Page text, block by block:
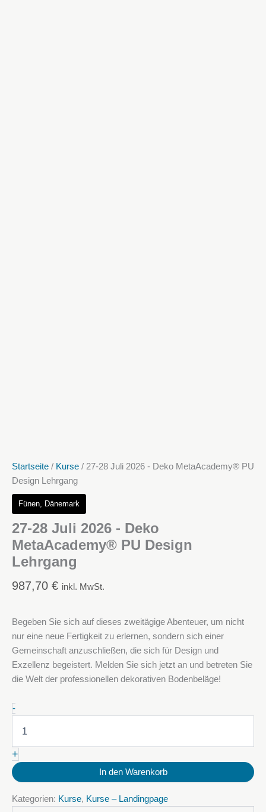
Startseite / Kurse / 27-28 Juli 2026 - Deko MetaAcademy® PU
Design Lehrgang
Fünen, Dänemark
27-28 Juli 2026 - Deko
MetaAcademy® PU Design
Lehrgang
987,70 € inkl. MwSt.
Begeben Sie sich auf dieses zweitägige Abenteuer, um nicht
nur eine neue Fertigkeit zu erlernen, sondern sich einer
Gemeinschaft anzuschließen, die sich für Design und
Exzellenz begeistert. Melden Sie sich jetzt an und betreten Sie
die Welt der professionellen dekorativen Bodenbeläge!
-27-
28
Juli
-
Deko
MetaAcademy®
Design
+
In den Warenkorb
Kategorien: Kurse, Kurse – Landingpage